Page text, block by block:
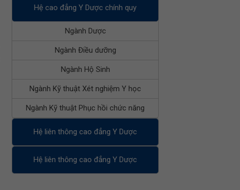
Hệ cao đẳng Y Dược chính quy
Ngành Dược
Ngành Điều dưỡng
Ngành Hộ Sinh
Ngành Kỹ thuật Xét nghiệm Y học
Ngành Kỹ thuật Phục hồi chức năng
Hệ liên thông cao đẳng Y Dược
Hệ liên thông cao đẳng Y Dược